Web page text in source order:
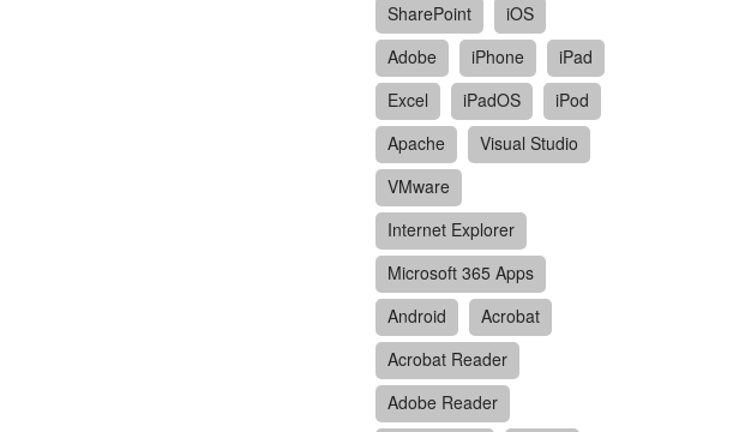
SharePoint
iOS
Adobe
iPhone
iPad
Excel
iPadOS
iPod
Apache
Visual Studio
VMware
Internet Explorer
Microsoft 365 Apps
Android
Acrobat
Acrobat Reader
Adobe Reader